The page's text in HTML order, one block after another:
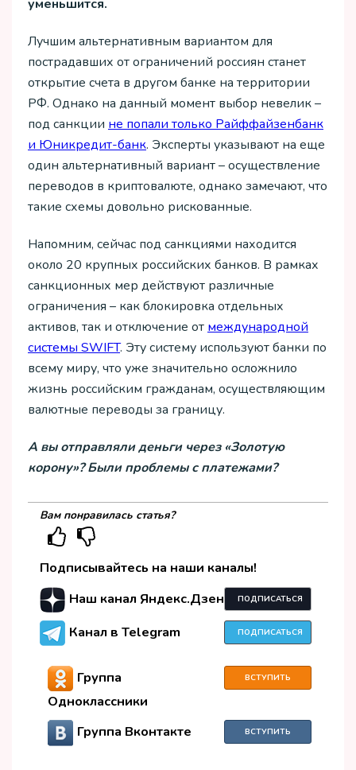
уменьшится.
Лучшим альтернативным вариантом для
пострадавших от ограничений россиян станет
открытие счета в другом банке на территории
РФ. Однако на данный момент выбор невелик –
под санкции не попали только Райффайзенбанк
и Юникредит-банк. Эксперты указывают на еще
один альтернативный вариант – осуществление
переводов в криптовалюте, однако замечают, что
такие схемы довольно рискованные.
Напомним, сейчас под санкциями находится
около 20 крупных российских банков. В рамках
санкционных мер действуют различные
ограничения – как блокировка отдельных
активов, так и отключение от международной
системы SWIFT. Эту систему используют банки по
всему миру, что уже значительно осложнило
жизнь российским гражданам, осуществляющим
валютные переводы за границу.
А вы отправляли деньги через «Золотую
корону»? Были проблемы с платежами?
Вам понравилась статья?
Подписывайтесь на наши каналы!
Наш канал Яндекс.Дзен
ПОДПИСАТЬСЯ
Канал в Telegram ПОДПИСАТЬСЯ
Группа
Одноклассники
ВСТУПИТЬ
Группа Вконтакте ВСТУПИТЬ